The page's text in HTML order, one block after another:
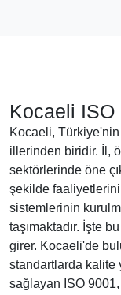
Kocaeli
Kocaeli,
illerinden biridir. İl,
sektörlerinde öne
şekilde
sistemlerinin
taşımaktadır. İşte
girer. Kocaeli'de
standartlarda kalite
sağlayan ISO